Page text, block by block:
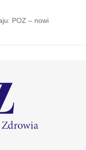
POZ – nowi